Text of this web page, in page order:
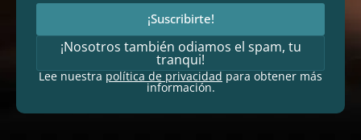
¡Suscribirte!
¡Nosotros también odiamos el spam, tu
tranqui!
Lee nuestrapolítica de privacidadpara obtener más
información.